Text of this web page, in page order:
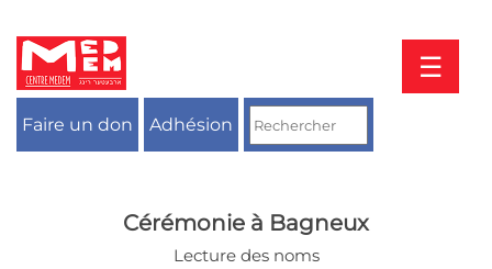
contenu
☰
Faire un don Adhésion
Cérémonie à Bagneux
Lecture des noms